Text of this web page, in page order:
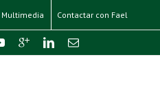
Multimedia Contactar con Fael